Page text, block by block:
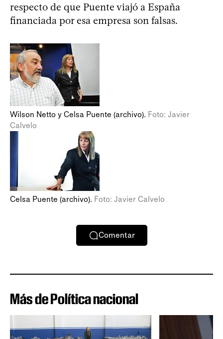
respecto de que Puente viajó a España
financiada por esa empresa son falsas.
Wilson Netto y Celsa Puente (archivo). Foto: Javier
Calvelo
Celsa Puente (archivo). Foto: Javier Calvelo
Comentar
Más de Política nacional